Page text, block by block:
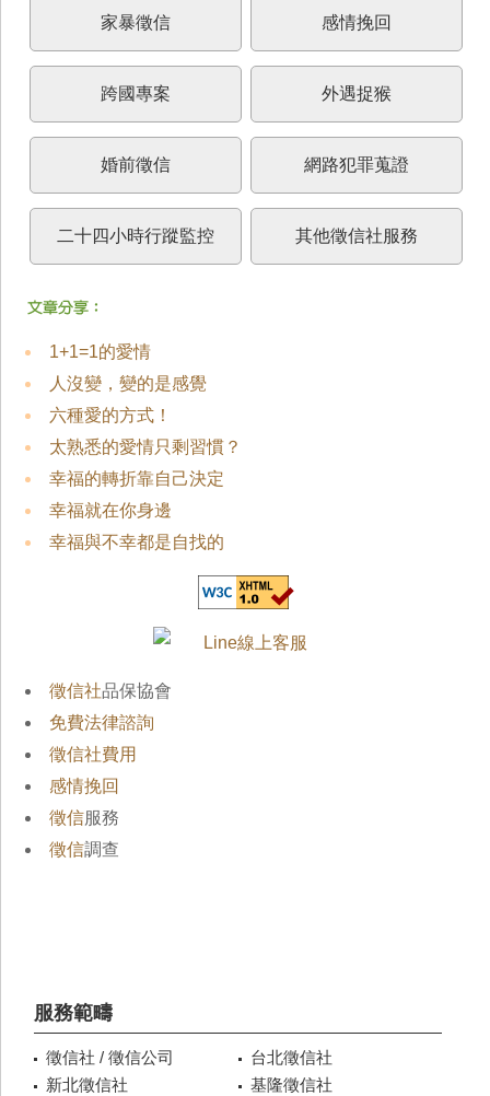
家暴徵信 感情挽回
跨國專案 外遇捉猴
婚前徵信 網路犯罪蒐證
二十四小時行蹤監控 其他徵信社服務
1+1=1的愛情
人沒變，變的是感覺
六種愛的方式！
太熟悉的愛情只剩習慣？
幸福的轉折靠自己決定
幸福就在你身邊
幸福與不幸都是自找的
徵信社品保協會
免費法律諮詢
徵信社費用
感情挽回
徵信服務
徵信調查
服務範疇
徵信社 / 徵信公司
台北徵信社
新北徵信社
基隆徵信社